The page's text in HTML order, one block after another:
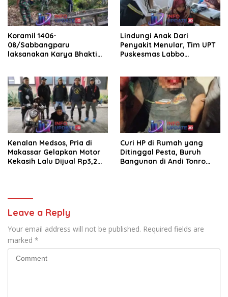
Koramil 1406-
08/Sabbangparu
laksanakan Karya Bhakti
Lindungi Anak Dari
Penyakit Menular, Tim UPT
Puskesmas Labbo
Kenalan Medsos, Pria di
Makassar Gelapkan Motor
Kekasih Lalu Dijual Rp3,2
Curi HP di Rumah yang
Ditinggal Pesta, Buruh
Bangunan di Andi Tonro
Leave a Reply
Your email address will not be published. Required fields are
marked *